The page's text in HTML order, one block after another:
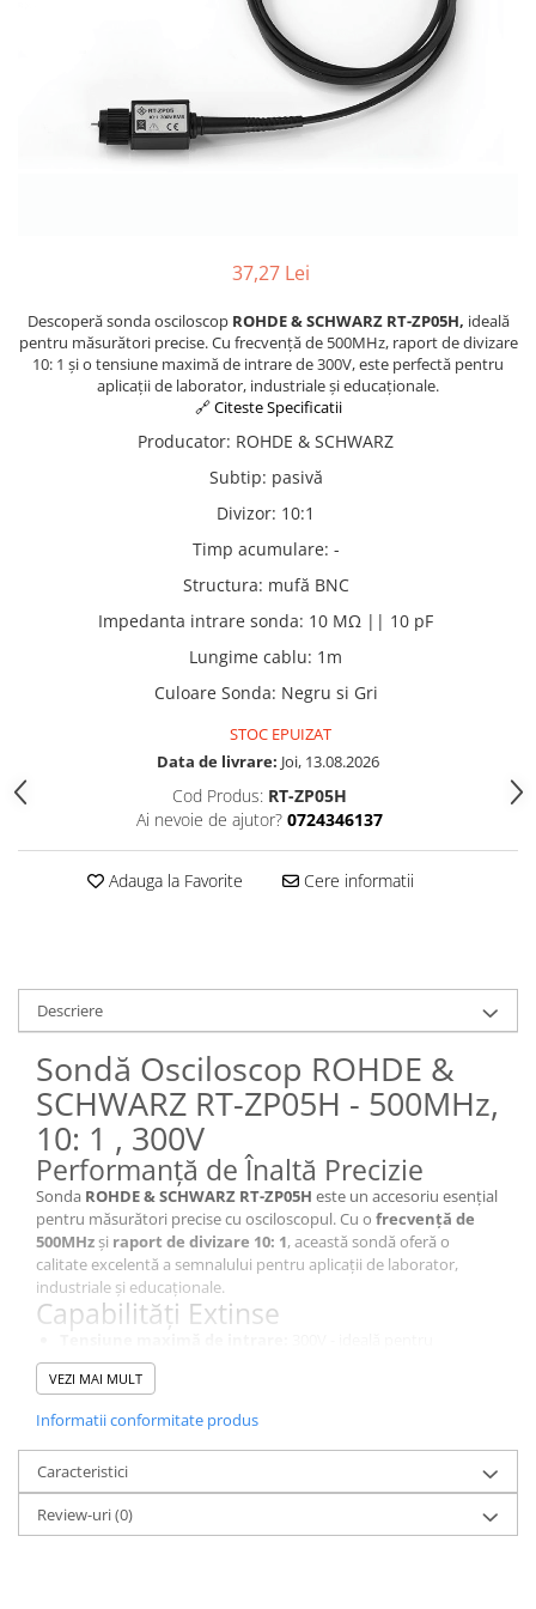
37,27 Lei
Descoperă sonda osciloscop ROHDE & SCHWARZ RT-ZP05H, ideală
pentru măsurători precise. Cu frecvență de 500MHz, raport de divizare
10: 1 și o tensiune maximă de intrare de 300V, este perfectă pentru
aplicații de laborator, industriale și educaționale.
🔗 Citeste Specificatii
Producator: ROHDE & SCHWARZ
Subtip: pasivă
Divizor: 10:1
Timp acumulare: -
Structura: mufă BNC
Impedanta intrare sonda: 10 MΩ || 10 pF
Lungime cablu: 1m
Culoare Sonda: Negru si Gri
STOC EPUIZAT
Data de livrare: Joi, 13.08.2026
Cod Produs: RT-ZP05H
Ai nevoie de ajutor? 0724346137
Adauga la Favorite Cere informatii
Descriere
Sondă Osciloscop ROHDE &
SCHWARZ RT-ZP05H - 500MHz,
10: 1 , 300V
Performanță de Înaltă Precizie
Sonda ROHDE & SCHWARZ RT-ZP05H este un accesoriu esențial
pentru măsurători precise cu osciloscopul. Cu o frecvență de
500MHzși raport de divizare 10: 1, această sondă oferă o
calitate excelentă a semnalului pentru aplicații de laborator,
industriale și educaționale.
Capabilități Extinse
Diagnosticare Avansată.
Timp de acumulare:
Structură:mufă BNC pentru conectare rapidă și sigură.
Fiabilitate și Conectivitate
Construită pentru stabilitate și precizie, sonda RT-ZP05H dispune
de o
impedanță de intrare de 10 MΩ || 10 pF
măsurători exacte fără a perturba circuitul testat.
VEZI MAI MULT
Informatii conformitate produs
Caracteristici
Review-uri(0)